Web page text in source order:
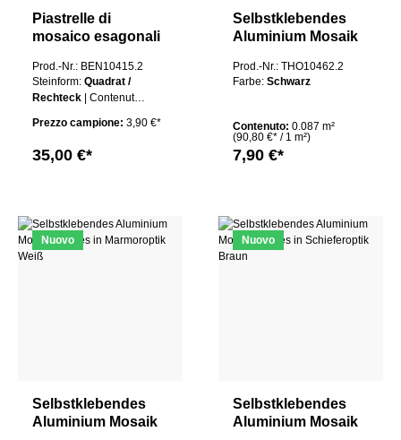
Piastrelle di
mosaico esagonali
Prod.-Nr.: BEN10415.2
Steinform: Quadrat /
Rechteck
| Contenuto :
Prezzo campione: 3,90 €*
35,00 €*
Selbstklebendes
Aluminium Mosaik
Marmoroptik
Schwarz
Prod.-Nr.: THO10462.2
Farbe: Schwarz
Contenuto: 0.087 m²
(90,80 €* / 1 m²)
7,90 €*
Nuovo
Selbstklebendes
Aluminium Mosaik
Nuovo
Selbstklebendes
Aluminium Mosaik